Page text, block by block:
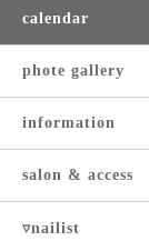
calendar
phote gallery
information
salon & access
▿nailist